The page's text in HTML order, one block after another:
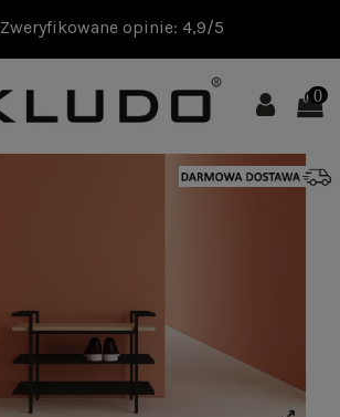
Zweryfikowane opinie: 4,9/5
0